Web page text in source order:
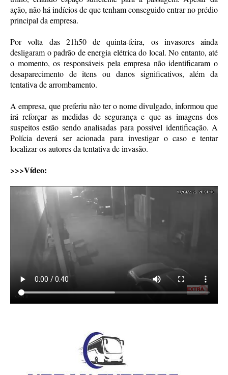
ação, não há indícios de que tenham conseguido entrar no prédio
principal da empresa.
Por volta das 21h50 de quinta-feira, os invasores ainda
desligaram o padrão de energia elétrica do local. No entanto, até
o momento, os responsáveis pela empresa não identificaram o
desaparecimento de itens ou danos significativos, além da
tentativa de arrombamento.
A empresa, que preferiu não ter o nome divulgado, informou que
irá reforçar as medidas de segurança e que as imagens dos
suspeitos estão sendo analisadas para possível identificação. A
Polícia deverá ser acionada para investigar o caso e tentar
localizar os autores da tentativa de invasão.
>>>Vídeo: